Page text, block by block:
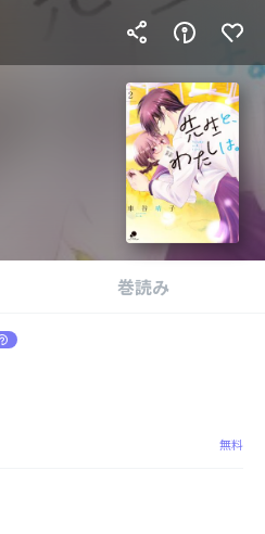
巻読み
無料